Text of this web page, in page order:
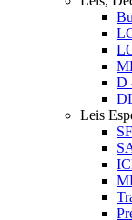
D
Leis